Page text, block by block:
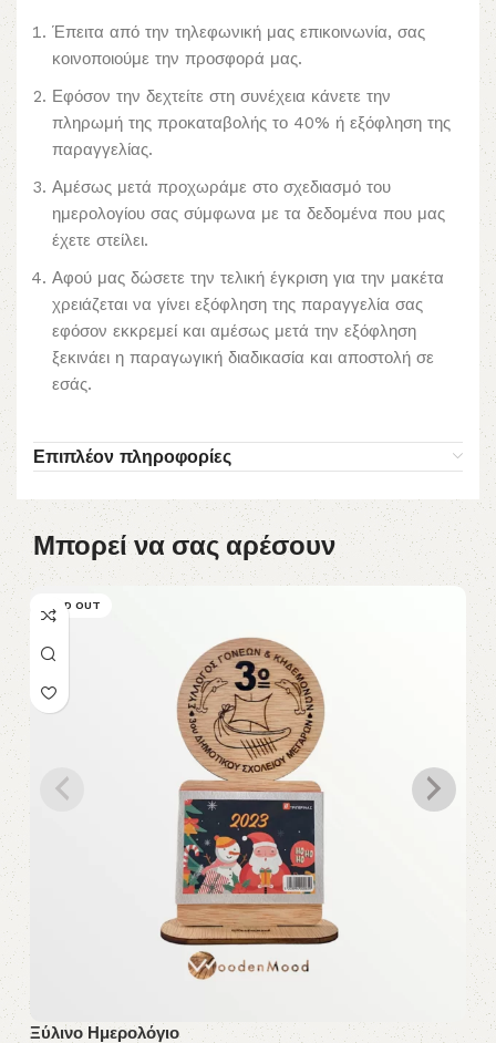
Έπειτα από την τηλεφωνική μας επικοινωνία, σας
κοινοποιούμε την προσφορά μας.
Εφόσον την δεχτείτε στη συνέχεια κάνετε την
πληρωμή της προκαταβολής το 40% ή εξόφληση της
παραγγελίας.
Αμέσως μετά προχωράμε στο σχεδιασμό του
ημερολογίου σας σύμφωνα με τα δεδομένα που μας
έχετε στείλει.
Αφού μας δώσετε την τελική έγκριση για την μακέτα
χρειάζεται να γίνει εξόφληση της παραγγελία σας
εφόσον εκκρεμεί και αμέσως μετά την εξόφληση
ξεκινάει η παραγωγική διαδικασία και αποστολή σε
εσάς.
Επιπλέον πληροφορίες
Μπορεί να σας αρέσουν
SOLD OUT
Ξύλινο Ημερολόγιο